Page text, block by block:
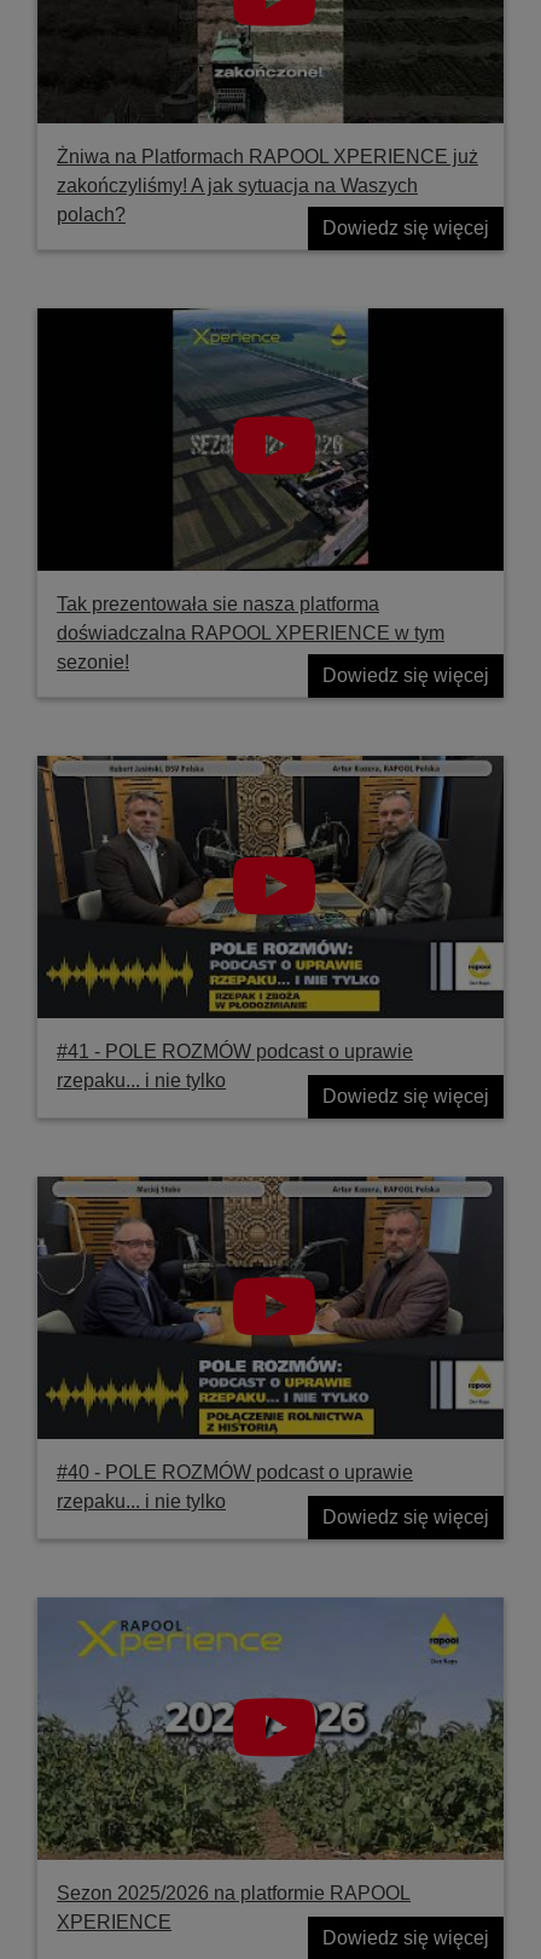
Żniwa na Platformach RAPOOL XPERIENCE już
zakończyliśmy! A jak sytuacja na Waszych
polach?
Dowiedz się więcej
Tak prezentowała sie nasza platforma
doświadczalna RAPOOL XPERIENCE w tym
sezonie!
Dowiedz się więcej
#41 ‐ POLE ROZMÓW podcast o uprawie
rzepaku... i nie tylko
Dowiedz się więcej
#40 ‐ POLE ROZMÓW podcast o uprawie
rzepaku... i nie tylko
Dowiedz się więcej
Sezon 2025/2026 na platformie RAPOOL
XPERIENCE
Dowiedz się więcej